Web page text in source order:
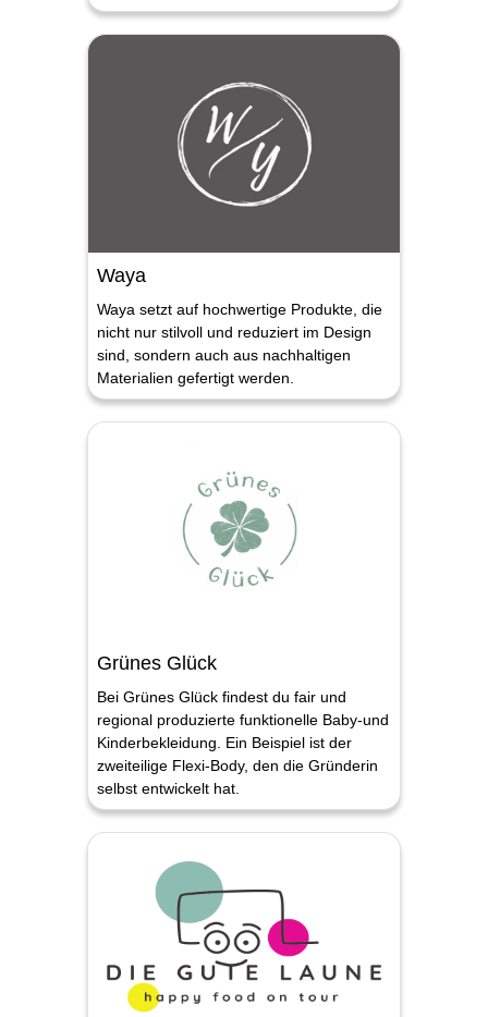
Waya
Waya setzt auf hochwertige Produkte, die
nicht nur stilvoll und reduziert im Design
sind, sondern auch aus nachhaltigen
Materialien gefertigt werden.
Grünes Glück
Bei Grünes Glück findest du fair und
regional produzierte funktionelle Baby-und
Kinderbekleidung. Ein Beispiel ist der
zweiteilige Flexi-Body, den die Gründerin
selbst entwickelt hat.